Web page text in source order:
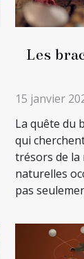
Les
15 janvier
La quête du
qui
trésors de la
naturelles
pas